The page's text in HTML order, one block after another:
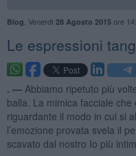
Blog Venerdì 28 Agosto 2015ore
Le espressioni
. — Abbiamo ripetuto più
balla. La mimica facciale
riguardante il modo in cui si
l’emozione provata svela il
scavato dal nostro Io più